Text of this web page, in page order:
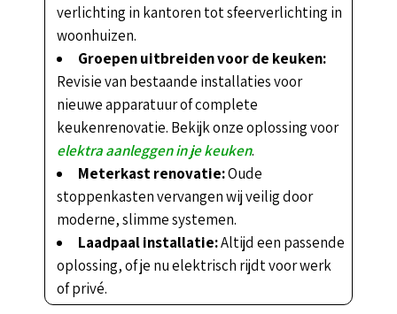
verlichting in kantoren tot sfeerverlichting in
woonhuizen.
Groepen uitbreiden voor de keuken:
Revisie van bestaande installaties voor
nieuwe apparatuur of complete
keukenrenovatie. Bekijk onze oplossing voor
elektra aanleggen in je keuken.
Meterkast renovatie:Oude
stoppenkasten vervangen wij veilig door
moderne, slimme systemen.
Laadpaal installatie:Altijd een passende
oplossing, of je nu elektrisch rijdt voor werk
of privé.